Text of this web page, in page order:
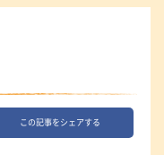
この記事をシェアする